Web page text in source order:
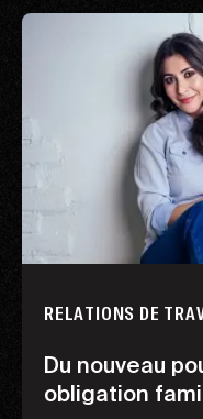
RELATIONS DE
Du nouveau
obligation